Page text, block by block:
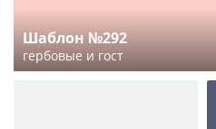
Шаблон №292
гербовые и гост